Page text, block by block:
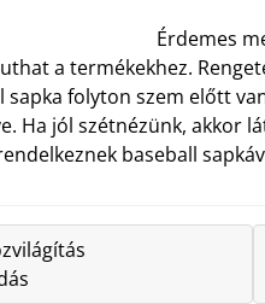
Érdemes
a termékekhez.
sapka folyton szem előtt
Ha jól szétnézünk, akkor
baseball